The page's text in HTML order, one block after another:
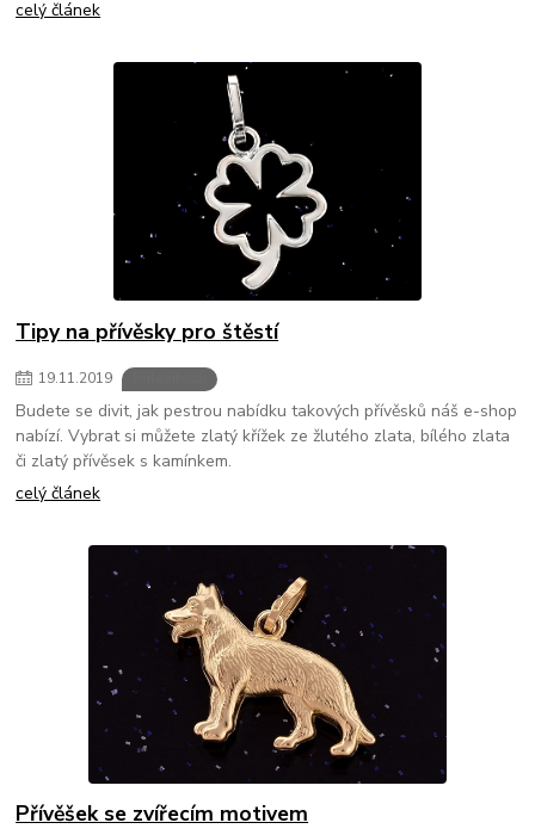
celý článek
Tipy na přívěsky pro štěstí
19.11.2019
Budete se divit, jak pestrou nabídku takových přívěsků náš e-shop
nabízí. Vybrat si můžete zlatý křížek ze žlutého zlata, bílého zlata
či zlatý přívěsek s kamínkem.
celý článek
Přívěšek se zvířecím motivem